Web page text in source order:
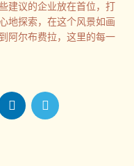
建议的企业放在首位，打
地探索，在这个风景如画
阿尔布费拉，这里的每一